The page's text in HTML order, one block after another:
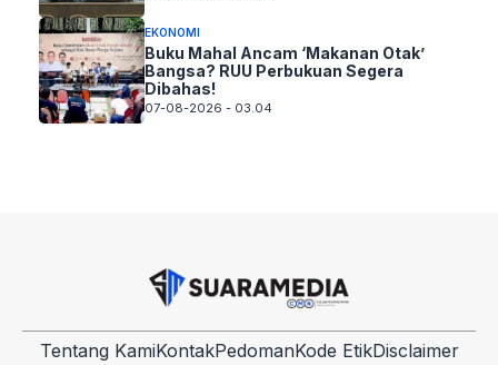
EKONOMI
Buku Mahal Ancam ‘Makanan Otak’
Bangsa? RUU Perbukuan Segera
Dibahas!
07-08-2026 - 03.04
Tentang KamiKontakPedomanKode EtikDisclaimer